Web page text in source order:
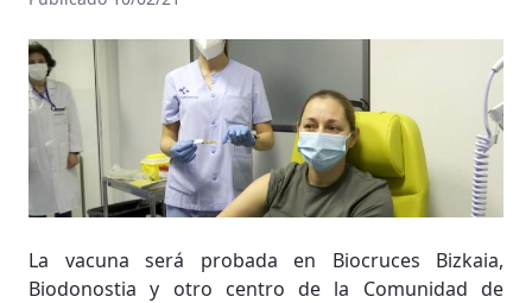
La vacuna será probada en Biocruces Bizkaia,
Biodonostia y otro centro de la Comunidad de